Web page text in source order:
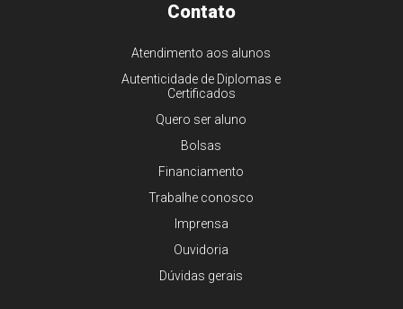
Contato
Atendimento aos alunos
Autenticidade de Diplomas e
Certificados
Quero ser aluno
Bolsas
Financiamento
Trabalhe conosco
Imprensa
Ouvidoria
Dúvidas gerais